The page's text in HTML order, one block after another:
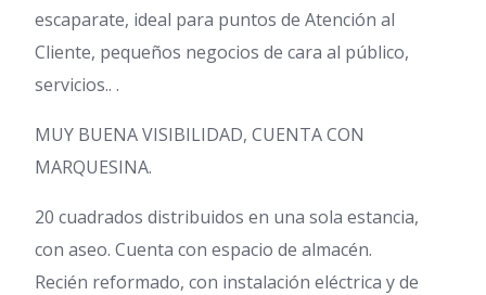
escaparate, ideal para puntos de Atención al
Cliente, pequeños negocios de cara al público,
servicios.. .
MUY BUENA VISIBILIDAD, CUENTA CON
MARQUESINA.
20 cuadrados distribuidos en una sola estancia,
con aseo. Cuenta con espacio de almacén.
Recién reformado, con instalación eléctrica y de